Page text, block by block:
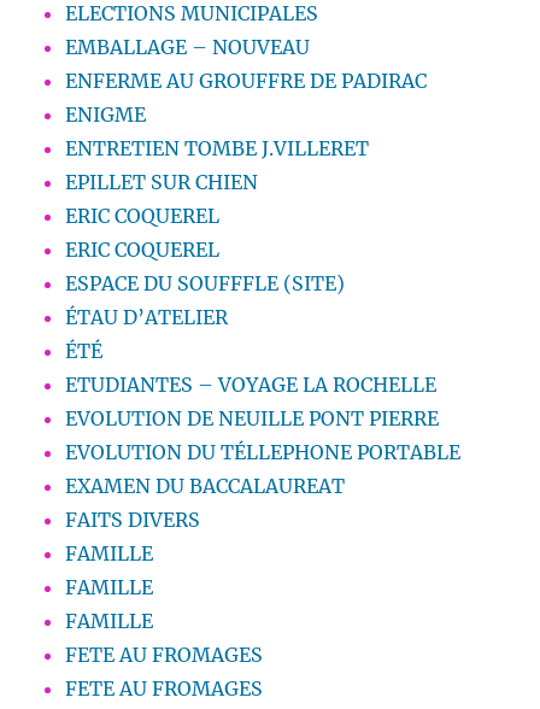
ELECTIONS MUNICIPALES
EMBALLAGE – NOUVEAU
ENFERME AU GROUFFRE DE PADIRAC
ENIGME
ENTRETIEN TOMBE J.VILLERET
EPILLET SUR CHIEN
ERIC COQUEREL
ERIC COQUEREL
ESPACE DU SOUFFFLE (SITE)
ÉTAU D’ATELIER
ÉTÉ
ETUDIANTES – VOYAGE LA ROCHELLE
EVOLUTION DE NEUILLE PONT PIERRE
EVOLUTION DU TÉLLEPHONE PORTABLE
EXAMEN DU BACCALAUREAT
FAITS DIVERS
FAMILLE
FAMILLE
FAMILLE
FETE AU FROMAGES
FETE AU FROMAGES